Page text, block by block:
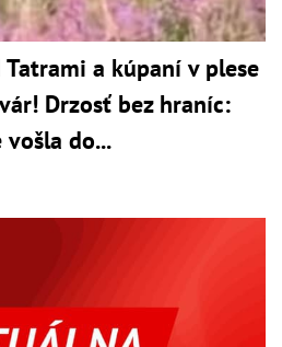
a kúpaní v plese
Drzosť bez hraníc:
do...